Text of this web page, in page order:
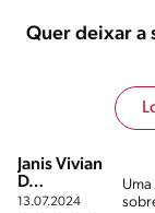
Quer deixar a
Janis Vivian
D…
13.07.2024